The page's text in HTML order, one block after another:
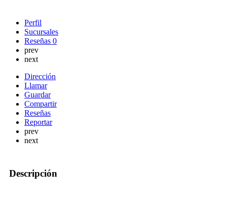
Perfil
Sucursales
Reseñas 0
prev
next
Dirección
Llamar
Guardar
Compartir
Reseñas
Reportar
prev
next
Descripción